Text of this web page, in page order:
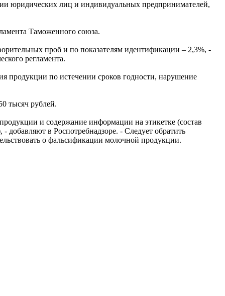
юридических лиц и индивидуальных предпринимателей,
Таможенного союза.
проб и по показателям идентификации – 2,3%, -
регламента.
продукции по истечении сроков годности, нарушение
тысяч рублей.
и содержание информации на этикетке (состав
добавляют в Роспотребнадзоре. - Следует обратить
о фальсификации молочной продукции.